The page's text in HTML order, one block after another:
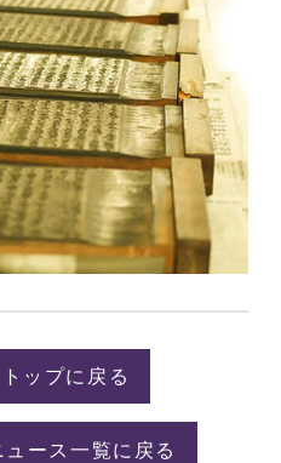
ップに戻る
ース一覧に戻る